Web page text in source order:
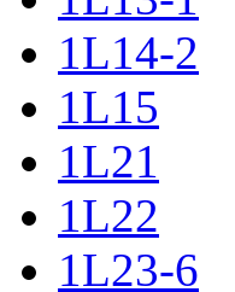
1L14-2
1L15
1L21
1L22
1L23-6